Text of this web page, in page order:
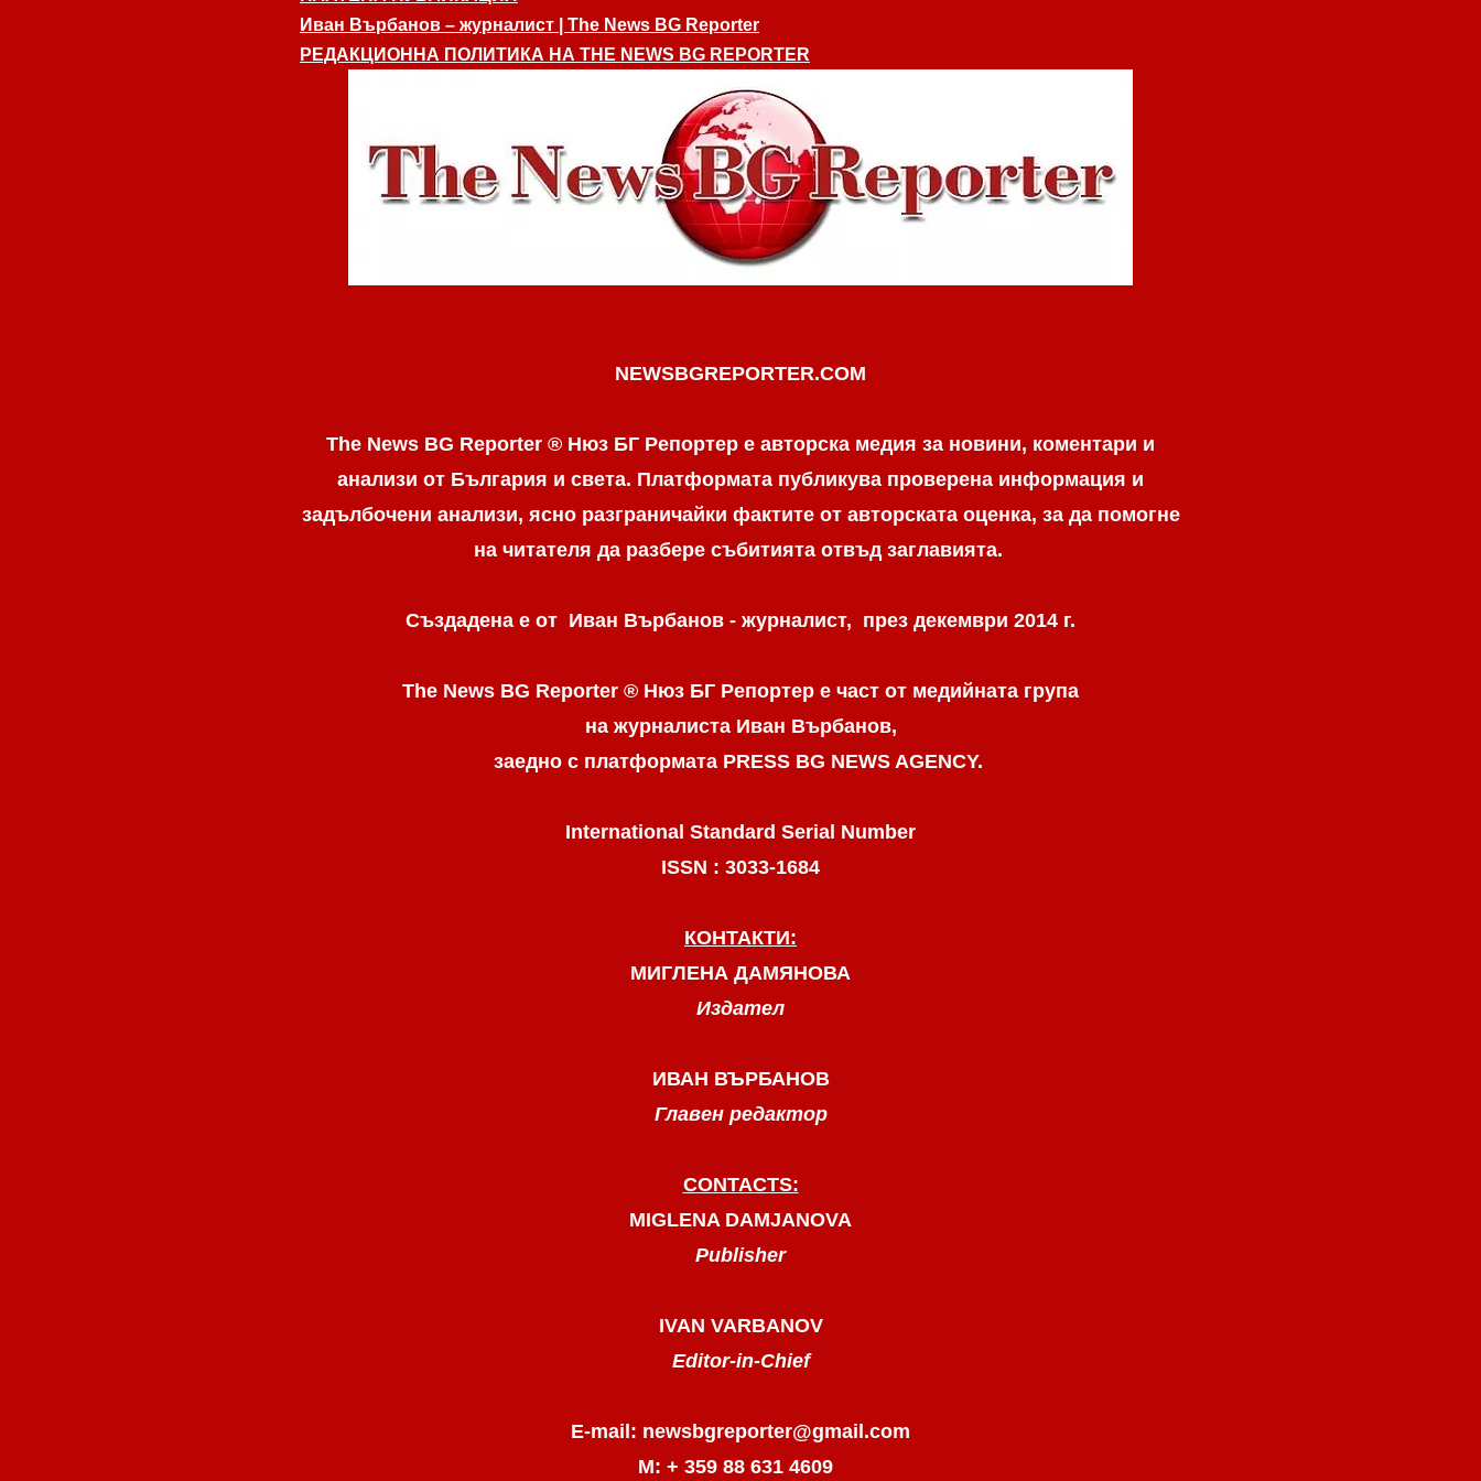
Иван Върбанов – журналист | The News BG Reporter
РЕДАКЦИОННА ПОЛИТИКА НА THE NEWS BG REPORTER
NEWSBGREPORTER.COM
The News BG Reporter ® Нюз БГ Репортер е авторска медия за новини, коментари и
анализи от България и света. Платформата публикува проверена информация и
задълбочени анализи, ясно разграничaйки фактите от авторската оценка, за да помогне
на читателя да разбере събитията отвъд заглавията.
Създадена е от Иван Върбанов - журналист, през декември 2014 г.
The News BG Reporter ® Нюз БГ Репортер е част от медийната група
на журналиста Иван Върбанов,
заедно с платформата PRESS BG NEWS AGENCY.
International Standard Serial Number
ISSN : 3033-1684
КОНТАКТИ:
МИГЛЕНА ДАМЯНОВА
Издател
ИВАН ВЪРБАНОВ
Главен редактор
CONTACTS:
MIGLENA DAMJANOVA
Publisher
IVAN VARBANOV
Editor-in-Chief
E-mail: newsbgreporter@gmail.com
М: + 359 88 631 4609